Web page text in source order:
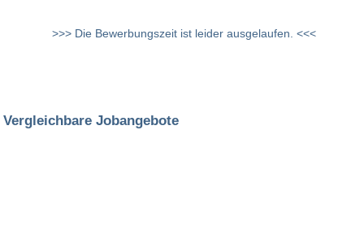
>>> Die Bewerbungszeit ist leider ausgelaufen. <<<
Vergleichbare Jobangebote